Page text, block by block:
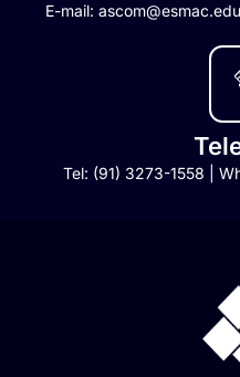
E-mail:
Tel: (91) 3273-1558 |